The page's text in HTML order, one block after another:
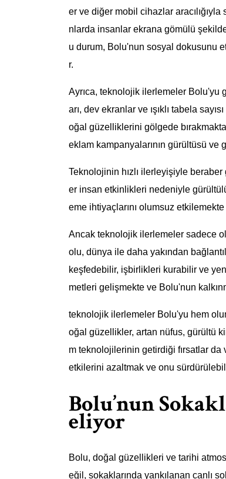
er ve diğer mobil cihazlar
nlarda insanlar ekrana gömülü
u durum, Bolu'nun sosyal dokusunu
r.
Ayrıca, teknolojik ilerlemeler Bolu'yu
arı, dev ekranlar ve ışıklı tabela
oğal güzelliklerini gölgede
eklam kampanyalarının gürültüsü ve
Teknolojinin hızlı ilerleyişiyle beraber
er insan etkinlikleri nedeniyle
eme ihtiyaçlarını olumsuz
Ancak teknolojik ilerlemeler sadece
olu, dünya ile daha yakından
keşfedebilir, işbirlikleri kurabilir ve
metleri gelişmekte ve Bolu'nun
teknolojik ilerlemeler Bolu'yu hem
oğal güzellikler, artan nüfus, gürültü
m teknolojilerinin getirdiği fırsatlar
etkilerini azaltmak ve onu
Bolu’nun
eliyor
Bolu, doğal güzellikleri ve tarihi
eğil, sokaklarında yankılanan canlı